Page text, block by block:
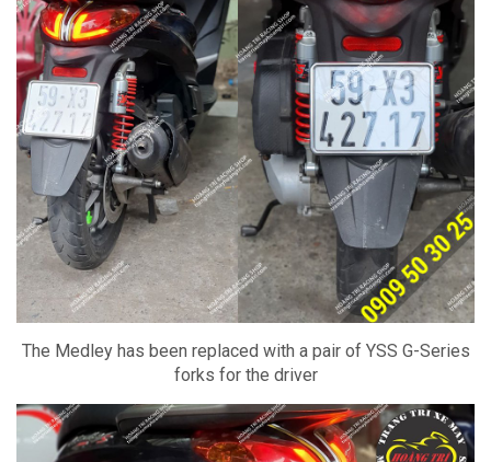
The Medley has been replaced with a pair of YSS G-Series
forks for the driver